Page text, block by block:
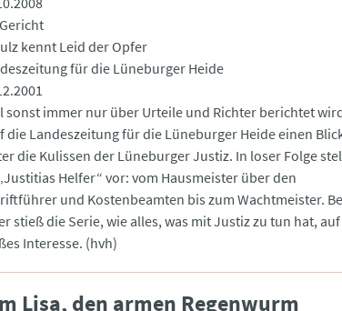
kennt Leid der Opfer
für die Lüneburger Heide
sonst immer nur über Urteile und Richter berichtet
Blick
die Kulissen der Lüneburger Justiz. In loser Folge
Helfer“ vor: vom Hausmeister über den
und Kostenbeamten bis zum Wachtmeister.
stieß die Serie, wie alles, was mit Justiz zu tun hat, auf
Interesse. (hvh)
Lisa, den armen Regenwurm